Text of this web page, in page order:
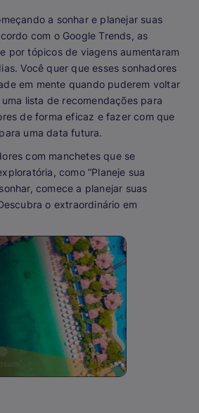
a sonhar e planejar suas
com o Google Trends, as
por tópicos de viagens aumentaram
Você quer que esses sonhadores
em mente quando puderem voltar
lista de recomendações para
de forma eficaz e fazer com que
uma data futura.
com manchetes que se
como “Planeje sua
comece a planejar suas
o extraordinário em